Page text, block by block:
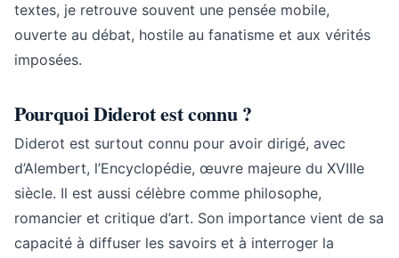
textes, je retrouve souvent une pensée mobile,
ouverte au débat, hostile au fanatisme et aux vérités
imposées.
Pourquoi Diderot est connu ?
Diderot est surtout connu pour avoir dirigé, avec
d’Alembert, l’Encyclopédie, œuvre majeure du XVIIIe
siècle. Il est aussi célèbre comme philosophe,
romancier et critique d’art. Son importance vient de sa
capacité à diffuser les savoirs et à interroger la